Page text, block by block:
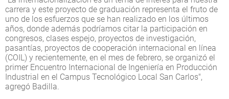
carrera y este proyecto de graduación representa el fruto de
uno de los esfuerzos que se han realizado en los últimos
años, donde además podríamos citar la participación en
congresos, clases espejo, proyectos de investigación,
pasantías, proyectos de cooperación internacional en línea
(COIL) y recientemente, en el mes de febrero, se organizó el
primer Encuentro Internacional de Ingeniería en Producción
Industrial en el Campus Tecnológico Local San Carlos",
agregó Badilla.